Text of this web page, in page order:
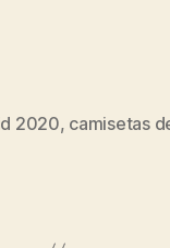
2020, camisetas